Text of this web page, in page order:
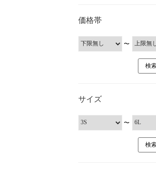
価格帯
〜
サイズ
〜